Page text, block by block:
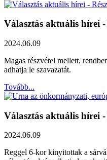
Választás aktuális hírei
2024.06.09
Magas részvétel mellett,
adhatja le szavazatát.
Tovább...
Választás aktuális hírei
2024.06.09
Reggel 6-kor kinyitottak a